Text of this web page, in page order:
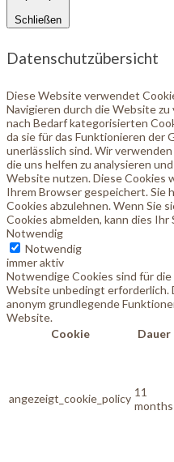
Schließen
Datenschutzübersicht
Diese Website verwendet
Navigieren durch die Website
nach Bedarf kategorisierten
da sie für das Funktionieren
unerlässlich sind. Wir
die uns helfen zu analysieren
Website nutzen. Diese Cookies
Ihrem Browser gespeichert. Sie
Cookies abzulehnen. Wenn Sie
Cookies abmelden, kann dies
Notwendig
Notwendig
immer aktiv
Notwendige Cookies sind für
Website unbedingt erforderlich.
anonym grundlegende
Website.
Cookie
Dauer
angezeigt_cookie_policy 11
months